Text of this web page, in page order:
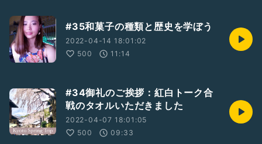
#35和菓子の種類と歴史を学ぼう
2022-04-14 18:01:02
500
11:14
#34御礼のご挨拶：紅白トーク合
戦のタオルいただきました
2022-04-07 18:01:05
500
09:33